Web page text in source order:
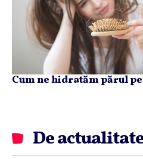
Cum ne hidratăm părul
De